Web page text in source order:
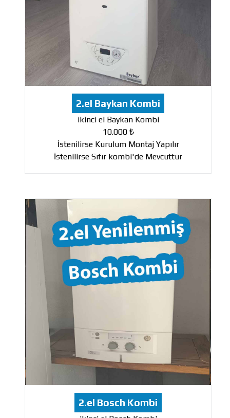
2.el Baykan Kombi
ikinci el Baykan Kombi
10.000 ₺
İstenilirse Kurulum Montaj Yapılır
İstenilirse Sıfır kombi'de Mevcuttur
2.el Bosch Kombi